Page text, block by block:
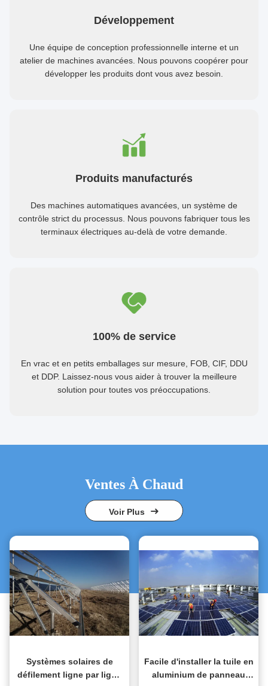
Développement
Une équipe de conception professionnelle interne et un
atelier de machines avancées. Nous pouvons coopérer pour
développer les produits dont vous avez besoin.
Produits manufacturés
Des machines automatiques avancées, un système de
contrôle strict du processus. Nous pouvons fabriquer tous les
terminaux électriques au-delà de votre demande.
100% de service
En vrac et en petits emballages sur mesure, FOB, CIF, DDU
et DDP. Laissez-nous vous aider à trouver la meilleure
solution pour toutes vos préoccupations.
Ventes À Chaud
Voir Plus
Systèmes solaires de
défilement ligne par ligne
Facile d'installer la tuile en
aluminium de panneau